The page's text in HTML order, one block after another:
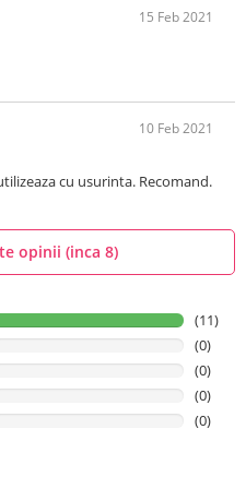
15 Feb 2021
10 Feb 2021
cu usurinta. Recomand.
opinii (inca 8)
(11)
(0)
(0)
(0)
(0)